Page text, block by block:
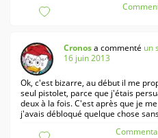
Cronosa commenté un
16 juin 2013
Ok, c'est bizarre, au début il me
seul pistolet, parce que j'étais
deux à la fois. C'est après que je
j'avais débloqué quelque chose